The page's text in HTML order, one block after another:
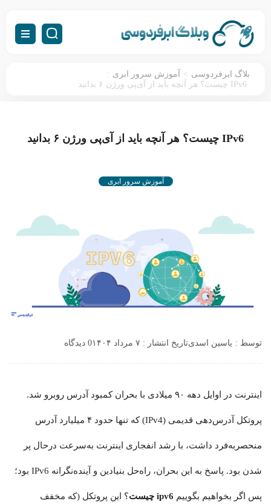
بلاگ ابرفردوسی > آموزش سرور ابری :
IPv6 چیست؟ هر آنچه باید از آی‌پی ورژن ۶ بدانید
IPv6 چیست؟ هر آنچه باید از آی‌پی ورژن ۶ بدانید
آموزش سرور ابری
توسط : یاسین اسدیتاریخ انتشار : ۷ مرداد ۱۴۰۴ 0 دیدگاه
اینترنت در اوایل دهه ۹۰ میلادی با بحران کمبود آدرس روبرو شد.
پروتکل آدرس‌دهی قدیمی (IPv4) که تنها حدود ۴ میلیارد آدرس
منحصربه‌فرد داشت، با رشد انفجاری اینترنت به‌سرعت درحال پر
شدن بود. پاسخ به این بحران، راه‌حل بنیادین و آینده‌نگرانه IPv6 بود؛
پس اگر بخواهیم بگوییم ؟ این پروتکل (که مخفف